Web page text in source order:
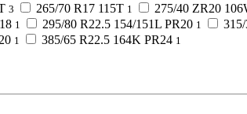
3 265/70 R17 115T 1 275/40 ZR20
1 295/80 R22.5 154/151L PR20 1
1 385/65 R22.5 164K PR24 1